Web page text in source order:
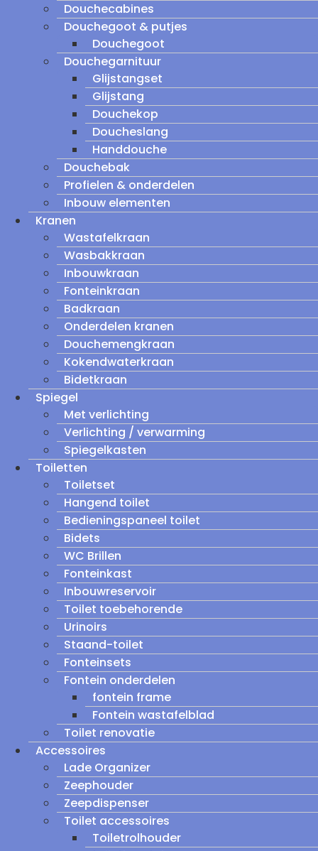
Douchecabines
Douchegoot & putjes
Douchegoot
Douchegarnituur
Glijstangset
Glijstang
Douchekop
Doucheslang
Handdouche
Douchebak
Profielen & onderdelen
Inbouw elementen
Kranen
Wastafelkraan
Wasbakkraan
Inbouwkraan
Fonteinkraan
Badkraan
Onderdelen kranen
Douchemengkraan
Kokendwaterkraan
Bidetkraan
Spiegel
Met verlichting
Verlichting / verwarming
Spiegelkasten
Toiletten
Toiletset
Hangend toilet
Bedieningspaneel toilet
Bidets
WC Brillen
Fonteinkast
Inbouwreservoir
Toilet toebehorende
Urinoirs
Staand-toilet
Fonteinsets
Fontein onderdelen
fontein frame
Fontein wastafelblad
Toilet renovatie
Accessoires
Lade Organizer
Zeephouder
Zeepdispenser
Toilet accessoires
Toiletrolhouder